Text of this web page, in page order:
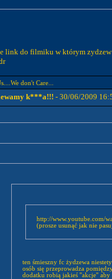
link do filmiku w którym
don't Care...
k***a!!! - 30/06/2009
http://www.youtube.com/
(prosze usunąć jak nie
ten śmieszny fc żydzewa
osób się przeprowadza
dodatku robią jakieś ''akcje''